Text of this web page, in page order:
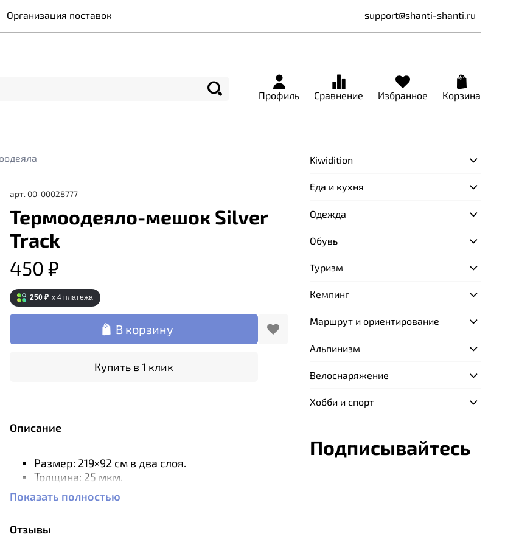
Организация поставок support@shanti-shanti.ru
Профиль Сравнение Избранное Корзина
арт. 00-00028777
Термоодеяло-мешок Silver
Track
450 ₽
250 ₽ x 4 платежа
В корзину
Купить в 1 клик
Описание
Размер: 219×92 см в два слоя.
Толщина: 25 мкм.
Показать полностью
Отзывы
Kiwidition
Еда и кухня
Одежда
Обувь
Туризм
Кемпинг
Маршрут и ориентирование
Альпинизм
Велоснаряжение
Хобби и спорт
Подписывайтесь